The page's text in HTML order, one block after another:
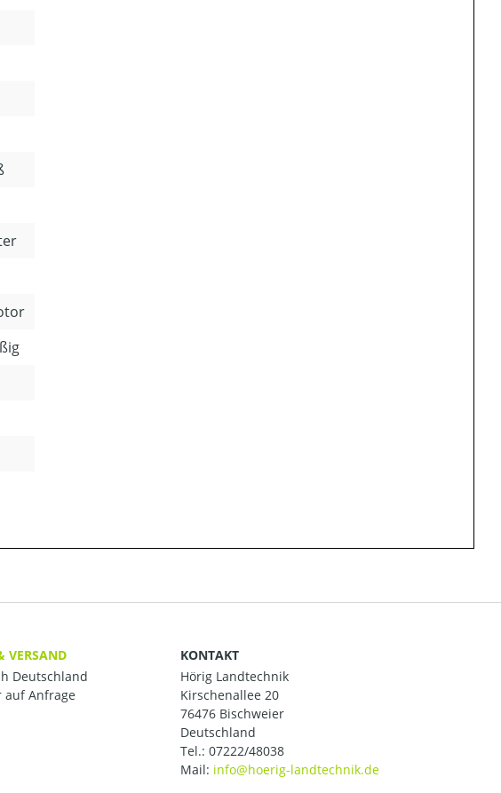
VERSAND
Deutschland
auf Anfrage
KONTAKT
Hörig Landtechnik
Kirschenallee 20
76476 Bischweier
Deutschland
Tel.: 07222/48038
Mail: